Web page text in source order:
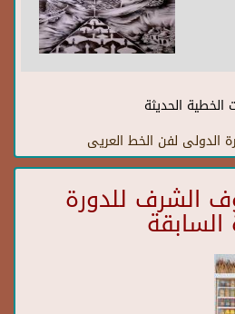
الخطية الحديثة
الدولى لفن الخط العريى
الشرف للدورة
السابقة